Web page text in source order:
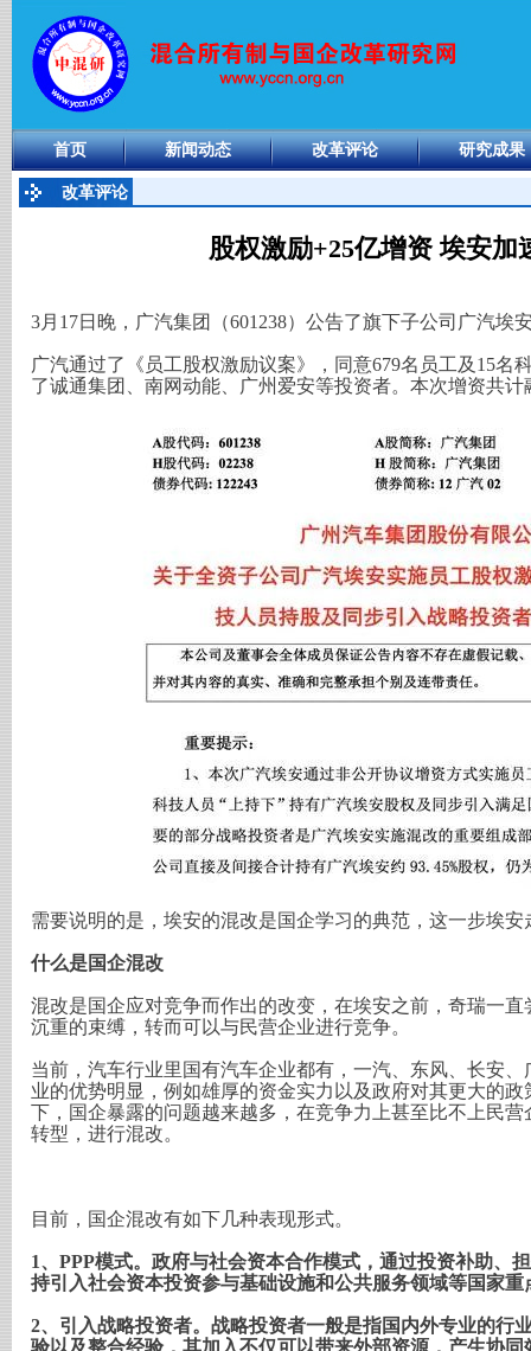
首页 新闻动态 改革评论 研究成果
改革评论
股权激励+25亿增资 埃安加
3月17日晚，广汽集团（601238）公告了旗下子公司广汽埃
广汽通过了《员工股权激励议案》，同意679名员工及15名
了诚通集团、南网动能、广州爱安等投资者。本次增资共计
需要说明的是，埃安的混改是国企学习的典范，这一步埃
什么是国企混改
混改是国企应对竞争而作出的改变，在埃安之前，奇瑞一
沉重的束缚，转而可以与民营企业进行竞争。
当前，汽车行业里国有汽车企业都有，一汽、东风、长安
业的优势明显，例如雄厚的资金实力以及政府对其更大的
下，国企暴露的问题越来越多，在竞争力上甚至比不上民
转型，进行混改。
目前，国企混改有如下几种表现形式。
1、PPP模式。政府与社会资本合作模式，通过投资补助、
持引入社会资本投资参与基础设施和公共服务领域等国家重
2、引入战略投资者。战略投资者一般是指国内外专业的行
验以及整合经验，其加入不仅可以带来外部资源，产生协